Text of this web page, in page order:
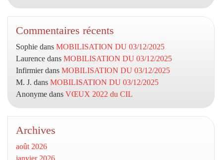
Commentaires récents
Sophie dans MOBILISATION DU 03/12/2025
Laurence dans MOBILISATION DU 03/12/2025
Infirmierdans MOBILISATION DU 03/12/2025
M. J. dans MOBILISATION DU 03/12/2025
Anonyme dans VŒUX 2022 du CIL
Archives
août 2026
janvier 2026